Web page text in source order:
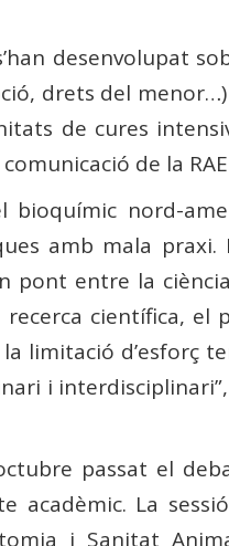
desenvolupat
drets del
de cures
de la
bioquímic nord-
amb mala praxi.
pont entre la
científica, el
limitació d’esforç
i interdisciplinari”,
passat el
La
i Sanitat